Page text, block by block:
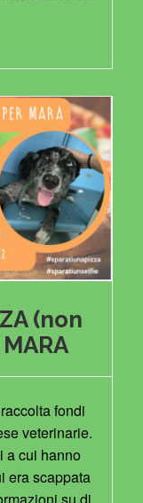
(non
fondi
veterinarie.
a cui hanno
era scappata